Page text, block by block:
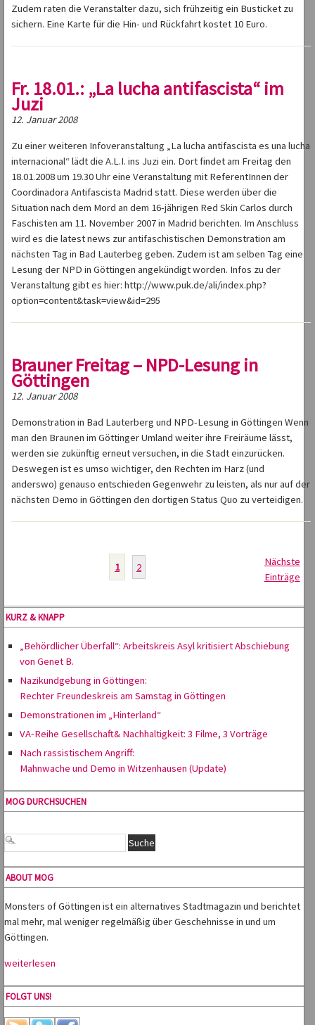
Zudem raten die Veranstalter dazu, sich frühzeitig ein Busticket zu
sichern. Eine Karte für die Hin- und Rückfahrt kostet 10 Euro.
Fr. 18.01.: „La lucha antifascista“ im
Juzi
12. Januar 2008
Zu einer weiteren Infoveranstaltung „La lucha antifascista es una lucha
internacional“ lädt die A.L.I. ins Juzi ein. Dort findet am Freitag den
18.01.2008 um 19.30 Uhr eine Veranstaltung mit ReferentInnen der
Coordinadora Antifascista Madrid statt. Diese werden über die
Situation nach dem Mord an dem 16-jährigen Red Skin Carlos durch
Faschisten am 11. November 2007 in Madrid berichten. Im Anschluss
wird es die latest news zur antifaschistischen Demonstration am
nächsten Tag in Bad Lauterbeg geben. Zudem ist am selben Tag eine
Lesung der NPD in Göttingen angekündigt worden. Infos zu der
Veranstaltung gibt es hier: http://www.puk.de/ali/index.php?
option=content&task=view&id=295
Brauner Freitag – NPD-Lesung in
Göttingen
12. Januar 2008
Demonstration in Bad Lauterberg und NPD-Lesung in Göttingen Wenn
man den Braunen im Göttinger Umland weiter ihre Freiräume lässt,
werden sie zukünftig erneut versuchen, in die Stadt einzurücken.
Deswegen ist es umso wichtiger, den Rechten im Harz (und
anderswo) genauso entschieden Gegenwehr zu leisten, als nur auf der
nächsten Demo in Göttingen den dortigen Status Quo zu verteidigen.
1 2
Nächste
Einträge
KURZ & KNAPP
„Behördlicher Überfall“: Arbeitskreis Asyl kritisiert Abschiebung
von Genet B.
Nazikundgebung in Göttingen:
Rechter Freundeskreis am Samstag in Göttingen
Demonstrationen im „Hinterland“
VA-Reihe Gesellschaft& Nachhaltigkeit: 3 Filme, 3 Vorträge
Nach rassistischem Angriff:
Mahnwache und Demo in Witzenhausen (Update)
MOG DURCHSUCHEN
ABOUT MOG
Monsters of Göttingen ist ein alternatives Stadtmagazin und berichtet
mal mehr, mal weniger regelmäßig über Geschehnisse in und um
Göttingen.
weiterlesen
FOLGT UNS!